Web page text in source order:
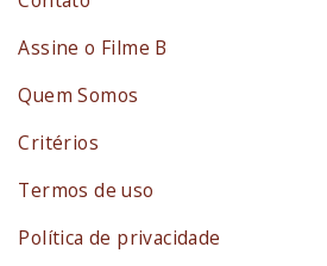
Assine o Filme B
Quem Somos
Critérios
Termos de uso
Política de privacidade